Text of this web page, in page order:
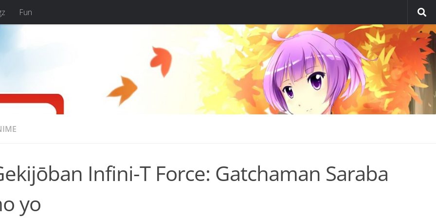
Fun
Infini-T Force: Gatchaman Saraba
yo